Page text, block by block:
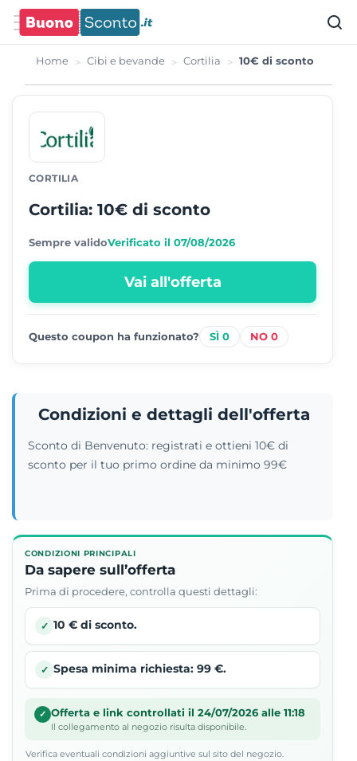
Home Cibi e bevande Cortilia 10€ di sconto
CORTILIA
Cortilia: 10€ di sconto
Sempre validoVerificato il 07/08/2026
Vai all'offerta
Questo coupon ha funzionato? 0 0
Condizioni e dettagli dell'offerta
Sconto di Benvenuto: registrati e ottieni 10€ di
sconto per il tuo primo ordine da minimo 99€
CONDIZIONI PRINCIPALI
Da sapere sull’offerta
Prima di procedere, controlla questi dettagli:
✓ 10 € di sconto.
✓ Spesa minima richiesta: 99 €.
✓ Offerta e link controllati il 24/07/2026 alle 11:18
Il collegamento al negozio risulta disponibile.
Verifica eventuali condizioni aggiuntive sul sito del negozio.